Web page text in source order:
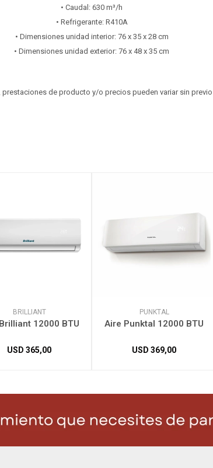
• Caudal: 630 m³/h
• Refrigerante: R410A
• Dimensiones unidad interior: 76 x 35 x 28 cm
• Dimensiones unidad exterior: 76 x 48 x 35 cm
prestaciones de producto y/o precios pueden variar sin
BRILLIANT
12000 BTU
USD 365,00
PUNKTAL
Aire Punktal 12000 BTU
USD 369,00